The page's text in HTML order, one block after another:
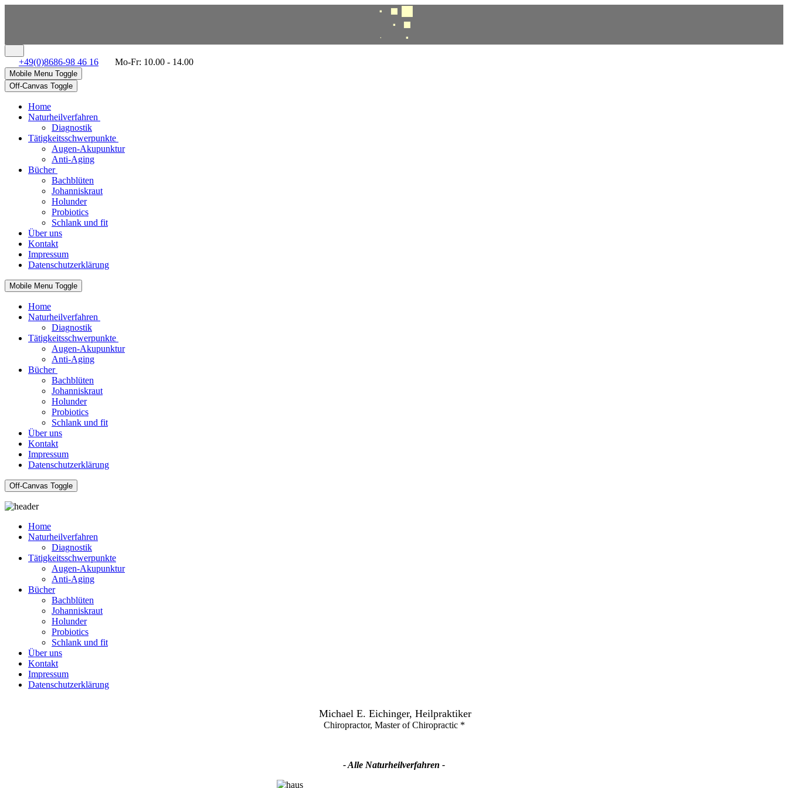
+49(0)8686-98 46 16 Mo-Fr: 10.00 - 14.00
Mobile Menu Toggle
Off-Canvas Toggle
Home
Naturheilverfahren
Diagnostik
Tätigkeitsschwerpunkte
Augen-Akupunktur
Anti-Aging
Bücher
Bachblüten
Johanniskraut
Holunder
Probiotics
Schlank und fit
Über uns
Kontakt
Impressum
Datenschutzerklärung
Mobile Menu Toggle
Home
Naturheilverfahren
Diagnostik
Tätigkeitsschwerpunkte
Augen-Akupunktur
Anti-Aging
Bücher
Bachblüten
Johanniskraut
Holunder
Probiotics
Schlank und fit
Über uns
Kontakt
Impressum
Datenschutzerklärung
Off-Canvas Toggle
Home
Naturheilverfahren
Diagnostik
Tätigkeitsschwerpunkte
Augen-Akupunktur
Anti-Aging
Bücher
Bachblüten
Johanniskraut
Holunder
Probiotics
Schlank und fit
Über uns
Kontakt
Impressum
Datenschutzerklärung
Michael E. Eichinger, Heilpraktiker
Chiropractor, Master of Chiropractic *
- Alle Naturheilverfahren -